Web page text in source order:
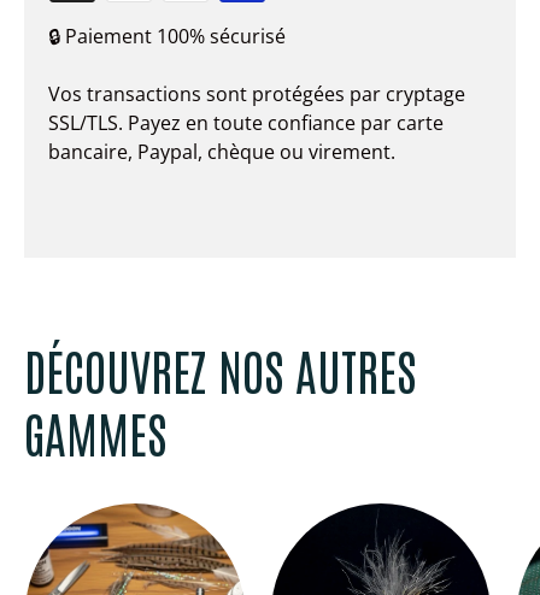
🔒 Paiement 100% sécurisé
Vos transactions sont protégées par cryptage
SSL/TLS. Payez en toute confiance par carte
bancaire, Paypal, chèque ou virement.
DÉCOUVREZ NOS AUTRES
GAMMES